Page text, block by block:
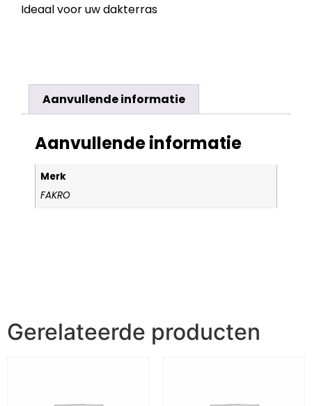
Ideaal voor uw dakterras
Aanvullende informatie
Aanvullende informatie
Merk
FAKRO
Gerelateerde producten